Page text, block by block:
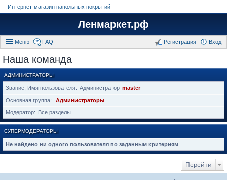
Интернет-магазин напольных покрытий
Ленмаркет.рф
Меню FAQ Вход
Регистрация
Наша команда
АДМИНИСТРАТОРЫ
Звание, Имя пользователя Администратор master
Основная группа
Администраторы
Модератор
Все разделы
СУПЕРМОДЕРАТОРЫ
Не найдено ни одного пользователя по заданным критериям
Перейти